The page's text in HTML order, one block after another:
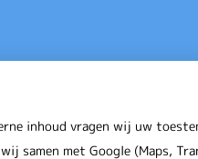
inhoud vragen wij uw
met Google (Maps,